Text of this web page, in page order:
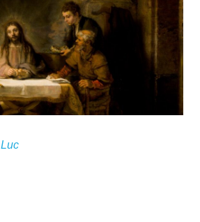
Luc